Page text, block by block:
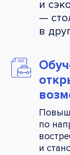
и
—
в
по
и